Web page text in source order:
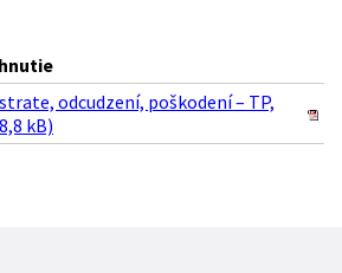
odcudzení, poškodení – TP,
kB)